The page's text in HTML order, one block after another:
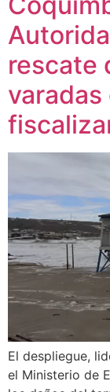
rescate
varadas
El despliegue,
el Ministerio de